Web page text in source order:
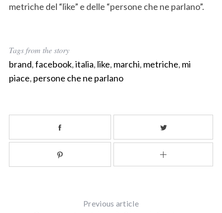
metriche del “like” e delle “persone che ne parlano”.
Tags from the story
brand,facebook,italia, like, marchi, metriche, mi
piace, persone che ne parlano
Previous article